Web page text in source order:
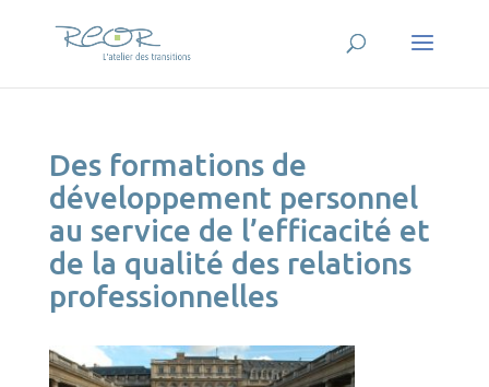
Des formations de
développement personnel
au service de l’efficacité et
de la qualité des relations
professionnelles